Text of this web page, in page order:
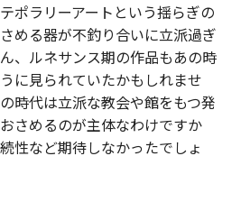
ポラリーアートという揺らぎの
める器が不釣り合いに立派過ぎ
、ルネサンス期の作品もあの時
に見られていたかもしれませ
時代は立派な教会や館をもつ発
さめるのが主体なわけですか
性など期待しなかったでしょ